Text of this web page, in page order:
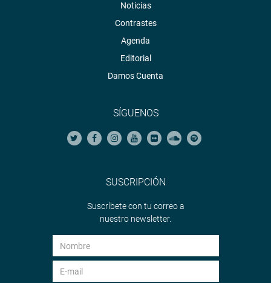
Noticias
Contrastes
Agenda
Editorial
Damos Cuenta
SÍGUENOS
SUSCRIPCIÓN
Suscríbete con tu correo a
nuestro newsletter.